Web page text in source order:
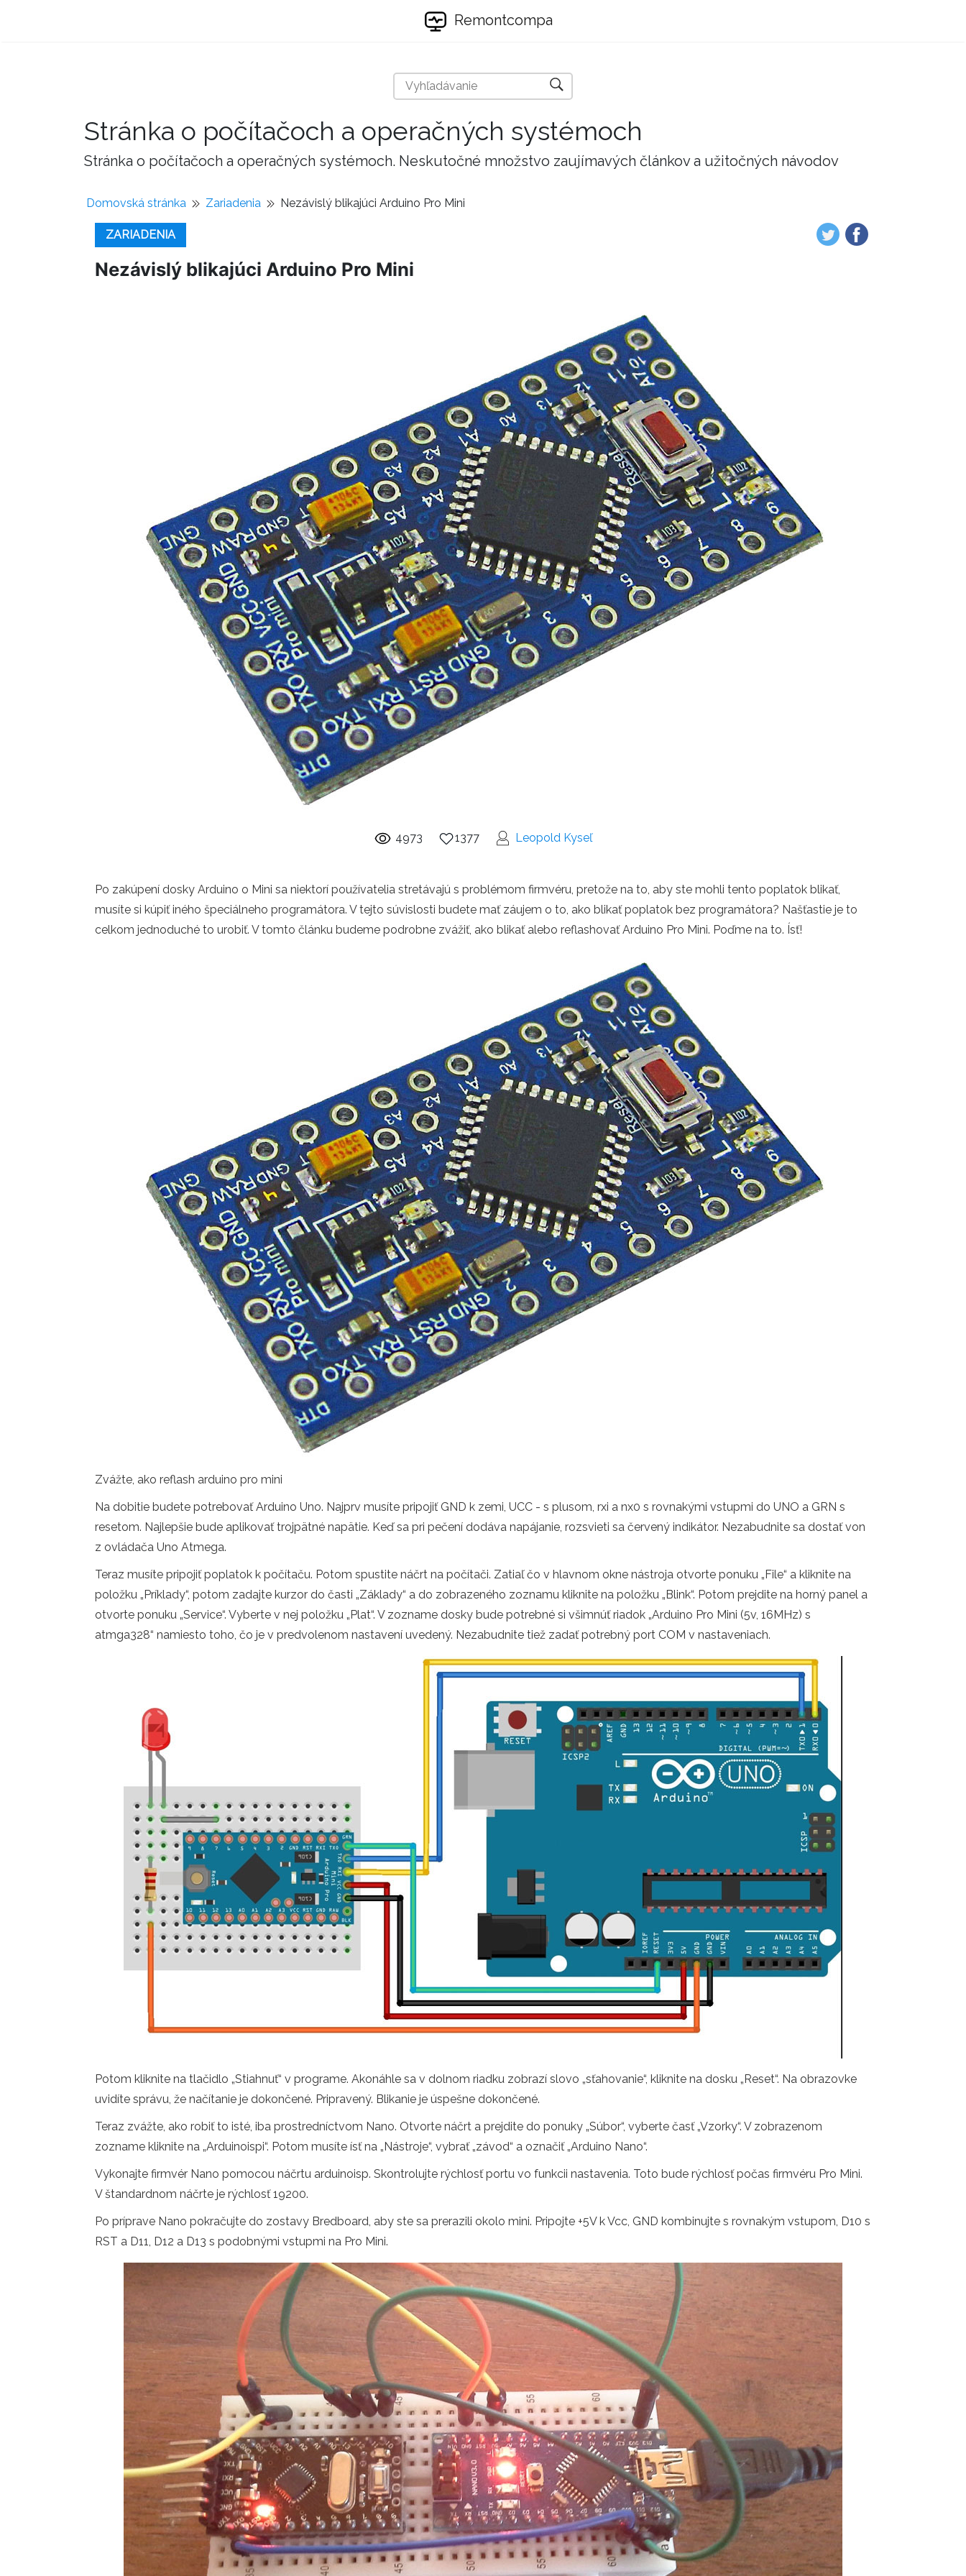
Remontcompa
Stránka o počítačoch a operačných systémoch
Stránka o počítačoch a operačných systémoch. Neskutočné množstvo zaujímavých článkov a užitočných návodov
Domovská stránka Zariadenia Nezávislý blikajúci Arduino Pro Mini
ZARIADENIA
Nezávislý blikajúci Arduino Pro Mini
4973 1377 Leopold Kyseľ
Po zakúpení dosky Arduino o Mini sa niektorí používatelia stretávajú s problémom firmvéru, pretože na to, aby ste mohli tento poplatok blikať,
musíte si kúpiť iného špeciálneho programátora. V tejto súvislosti budete mať záujem o to, ako blikať poplatok bez programátora? Našťastie je to
celkom jednoduché to urobiť. V tomto článku budeme podrobne zvážiť, ako blikať alebo reflashovať Arduino Pro Mini. Poďme na to. Ísť!
Zvážte, ako reflash arduino pro mini
Na dobitie budete potrebovať Arduino Uno. Najprv musíte pripojiť GND k zemi, UCC - s plusom, rxi a nx0 s rovnakými vstupmi do UNO a GRN s
resetom. Najlepšie bude aplikovať trojpätné napätie. Keď sa pri pečení dodáva napájanie, rozsvieti sa červený indikátor. Nezabudnite sa dostať von
z ovládača Uno Atmega.
Teraz musíte pripojiť poplatok k počítaču. Potom spustite náčrt na počítači. Zatiaľ čo v hlavnom okne nástroja otvorte ponuku „File“ a kliknite na
položku „Príklady“, potom zadajte kurzor do časti „Základy“ a do zobrazeného zoznamu kliknite na položku „Blink“. Potom prejdite na horný panel a
otvorte ponuku „Service“. Vyberte v nej položku „Plat“. V zozname dosky bude potrebné si všimnúť riadok „Arduino Pro Mini (5v, 16MHz) s
atmga328“ namiesto toho, čo je v predvolenom nastavení uvedený. Nezabudnite tiež zadať potrebný port COM v nastaveniach.
Potom kliknite na tlačidlo „Stiahnuť“ v programe. Akonáhle sa v dolnom riadku zobrazí slovo „sťahovanie“, kliknite na dosku „Reset“. Na obrazovke
uvidíte správu, že načítanie je dokončené. Pripravený. Blikanie je úspešne dokončené.
Teraz zvážte, ako robiť to isté, iba prostredníctvom Nano. Otvorte náčrt a prejdite do ponuky „Súbor“, vyberte časť „Vzorky“. V zobrazenom
zozname kliknite na „Arduinoispi“. Potom musíte ísť na „Nástroje“, vybrať „závod“ a označiť „Arduino Nano“.
Vykonajte firmvér Nano pomocou náčrtu arduinoisp. Skontrolujte rýchlosť portu vo funkcii nastavenia. Toto bude rýchlosť počas firmvéru Pro Mini.
V štandardnom náčrte je rýchlosť 19200.
Po príprave Nano pokračujte do zostavy Bredboard, aby ste sa prerazili okolo mini. Pripojte +5V k Vcc, GND kombinujte s rovnakým vstupom, D10 s
RST a D11, D12 a D13 s podobnými vstupmi na Pro Mini.